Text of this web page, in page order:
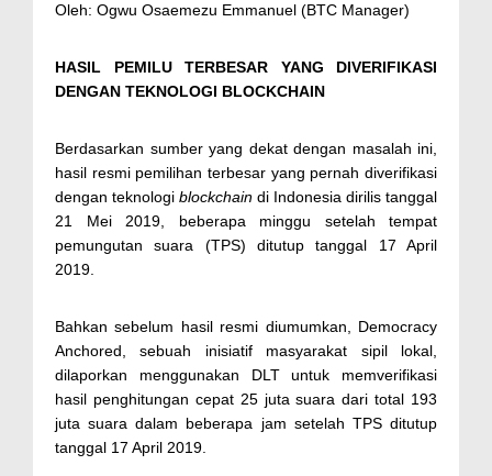
Oleh: Ogwu Osaemezu Emmanuel (BTC Manager)
HASIL PEMILU TERBESAR YANG DIVERIFIKASI
DENGAN TEKNOLOGI BLOCKCHAIN
Berdasarkan sumber yang dekat dengan masalah ini,
hasil resmi pemilihan terbesar yang pernah diverifikasi
dengan teknologi blockchain di Indonesia dirilis tanggal
21 Mei 2019, beberapa minggu setelah tempat
pemungutan suara (TPS) ditutup tanggal 17 April
2019.
Bahkan sebelum hasil resmi diumumkan, Democracy
Anchored, sebuah inisiatif masyarakat sipil lokal,
dilaporkan menggunakan DLT untuk memverifikasi
hasil penghitungan cepat 25 juta suara dari total 193
juta suara dalam beberapa jam setelah TPS ditutup
tanggal 17 April 2019.